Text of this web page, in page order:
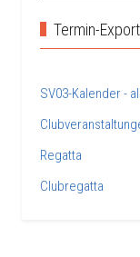
Termin-
SV03-Kalender -
Regatta
Clubregatta